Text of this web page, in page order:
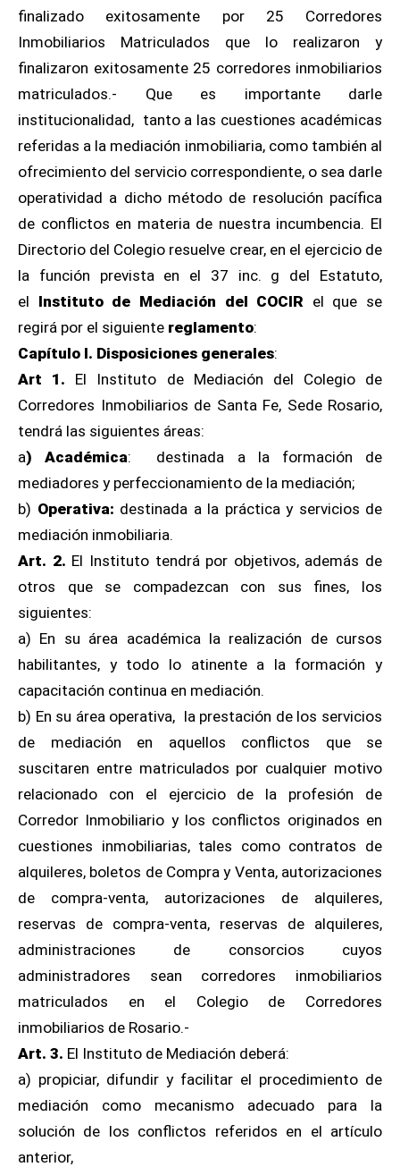
finalizado exitosamente por 25 Corredores
Inmobiliarios Matriculados que lo realizaron y
finalizaron exitosamente 25 corredores inmobiliarios
matriculados.- Que es importante darle
institucionalidad, tanto a las cuestiones académicas
referidas a la mediación inmobiliaria, como también al
ofrecimiento del servicio correspondiente, o sea darle
operatividad a dicho método de resolución pacífica
de conflictos en materia de nuestra incumbencia. El
Directorio del Colegio resuelve crear, en el ejercicio de
la función prevista en el 37 inc. g del Estatuto,
el Instituto de Mediación del COCIR el que se
regirá por el siguiente reglamento:
Capítulo I. Disposiciones generales:
Art 1. El Instituto de Mediación del Colegio de
Corredores Inmobiliarios de Santa Fe, Sede Rosario,
tendrá las siguientes áreas:
a) Académica: destinada a la formación de
mediadores y perfeccionamiento de la mediación;
b) Operativa: destinada a la práctica y servicios de
mediación inmobiliaria.
Art. 2. El Instituto tendrá por objetivos, además de
otros que se compadezcan con sus fines, los
siguientes:
a) En su área académica la realización de cursos
habilitantes, y todo lo atinente a la formación y
capacitación continua en mediación.
b) En su área operativa, la prestación de los servicios
de mediación en aquellos conflictos que se
suscitaren entre matriculados por cualquier motivo
relacionado con el ejercicio de la profesión de
Corredor Inmobiliario y los conflictos originados en
cuestiones inmobiliarias, tales como contratos de
alquileres, boletos de Compra y Venta, autorizaciones
de compra-venta, autorizaciones de alquileres,
reservas de compra-venta, reservas de alquileres,
administraciones de consorcios cuyos
administradores sean corredores inmobiliarios
matriculados en el Colegio de Corredores
inmobiliarios de Rosario.-
Art. 3. El Instituto de Mediación deberá:
a) propiciar, difundir y facilitar el procedimiento de
mediación como mecanismo adecuado para la
solución de los conflictos referidos en el artículo
anterior,